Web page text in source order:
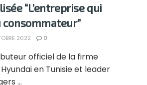
“L’entreprise qui
2022 0
officiel de la firme
en Tunisie et leader
...